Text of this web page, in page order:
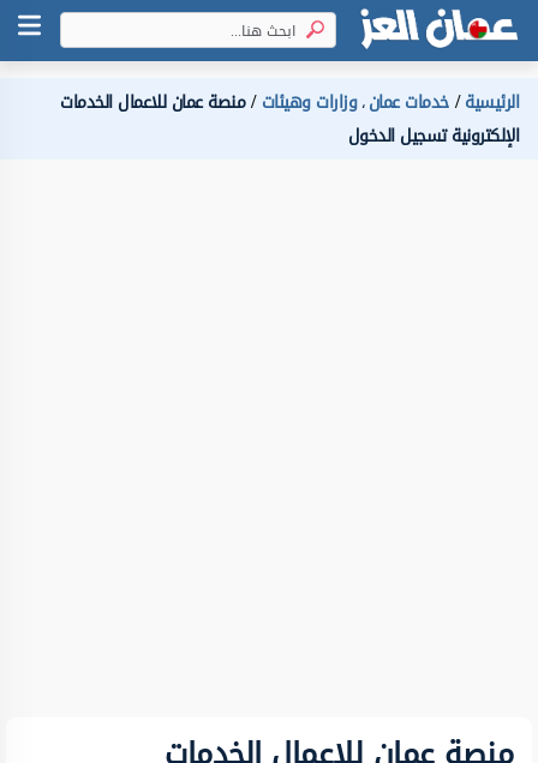
الرئيسية خدمات عمان،وزارات وهيئات منصة عمان للاعمال الخدمات
الإلكترونية تسجيل الدخول